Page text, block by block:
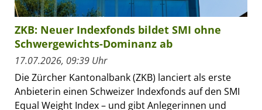
ZKB: Neuer Indexfonds bildet SMI ohne
Schwergewichts-Dominanz ab
17.07.2026, 09:39 Uhr
Die Zürcher Kantonalbank (ZKB) lanciert als erste
Anbieterin einen Schweizer Indexfonds auf den SMI
Equal Weight Index – und gibt Anlegerinnen und